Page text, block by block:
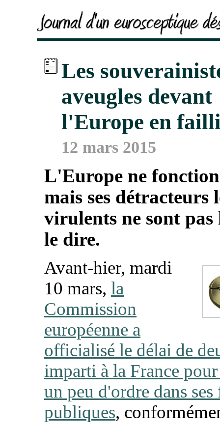
Les
aveugles devant
l'Europe en
12 mars 2015
L'Europe ne
mais ses détracteurs
virulents ne sont
le dire.
Avant-hier, mardi
10 mars, la
Commission
européenne a
officialisé le délai de
imparti à la France
un peu d'ordre dans ses
publiques,